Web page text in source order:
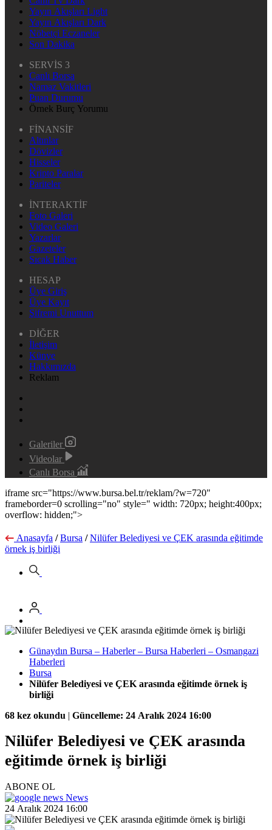
Yayın Akışları Light
Yayın Akışları Dark
Nöbetçi Eczaneler
Son Dakika
SERVİS 3
Canlı Borsa
Namaz Vakitleri
Puan Durumu
Örnek Burç Yorumu
FİNANSİF
Altınlar
Dövizler
Hisseler
Kripto Paralar
Pariteler
İNTERAKTİF
Foto Galeri
Video Galeri
Yazarlar
Gazeteler
Sıcak Haber
HESAP
Üye Giriş
Üye Kayıt
Şifremi Unuttum
DİĞER
İletişim
Künye
Hakkımızda
Reklam
Galeriler
Videolar
Canlı Borsa
iframe src="https://www.bursa.bel.tr/reklam/?w=720"
frameborder=0 scrolling="no" style=" width: 720px; height:400px;
overflow: hidden;">
Anasayfa / Bursa / Nilüfer Belediyesi ve ÇEK arasında eğitimde
örnek iş birliği
Günaydın Bursa – Haberler – Bursa Haberleri – Osmangazi
Haberleri
Bursa
Nilüfer Belediyesi ve ÇEK arasında eğitimde örnek iş
birliği
68 kez okundu | Güncelleme: 24 Aralık 2024 16:00
Nilüfer Belediyesi ve ÇEK arasında
eğitimde örnek iş birliği
ABONE OL
News
24 Aralık 2024 16:00